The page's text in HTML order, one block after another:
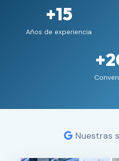
+15
Años de experiencia
Nuestras